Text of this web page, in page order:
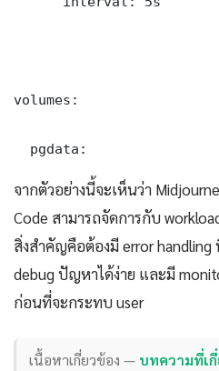
volumes:
  pgdata:
จากตัวอย่างนี้จะเห็นว่า
Code สามารถจัดการกับ
สิ่งสำคัญคือต้องมี error
debug ปัญหาได้ง่าย และมี
ก่อนที่จะกระทบ user
เนื้อหาเกี่ยวข้อง — บทความที่เกี่